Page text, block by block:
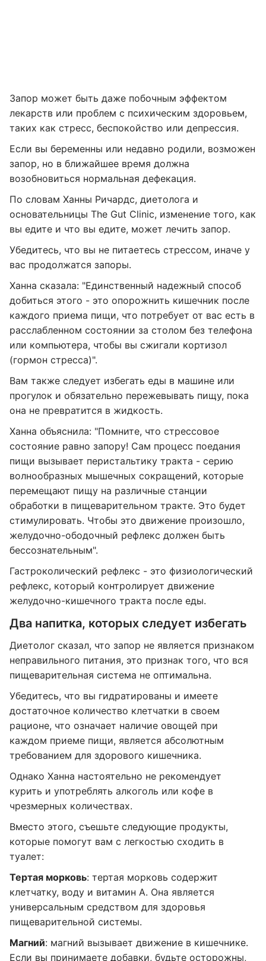
Запор может быть даже побочным эффектом
лекарств или проблем с психическим здоровьем,
таких как стресс, беспокойство или депрессия.
Если вы беременны или недавно родили, возможен
запор, но в ближайшее время должна
возобновиться нормальная дефекация.
По словам Ханны Ричардс, диетолога и
основательницы The Gut Clinic, изменение того, как
вы едите и что вы едите, может лечить запор.
Убедитесь, что вы не питаетесь стрессом, иначе у
вас продолжатся запоры.
Ханна сказала: "Единственный надежный способ
добиться этого - это опорожнить кишечник после
каждого приема пищи, что потребует от вас есть в
расслабленном состоянии за столом без телефона
или компьютера, чтобы вы сжигали кортизол
(гормон стресса)".
Вам также следует избегать еды в машине или
прогулок и обязательно пережевывать пищу, пока
она не превратится в жидкость.
Ханна объяснила: "Помните, что стрессовое
состояние равно запору! Сам процесс поедания
пищи вызывает перистальтику тракта - серию
волнообразных мышечных сокращений, которые
перемещают пищу на различные станции
обработки в пищеварительном тракте. Это будет
стимулировать. Чтобы это движение произошло,
желудочно-ободочный рефлекс должен быть
бессознательным".
Гастроколический рефлекс - это физиологический
рефлекс, который контролирует движение
желудочно-кишечного тракта после еды.
Два напитка, которых следует избегать
Диетолог сказал, что запор не является признаком
неправильного питания, это признак того, что вся
пищеварительная система не оптимальна.
Убедитесь, что вы гидратированы и имеете
достаточное количество клетчатки в своем
рационе, что означает наличие овощей при
каждом приеме пищи, является абсолютным
требованием для здорового кишечника.
Однако Ханна настоятельно не рекомендует
курить и употреблять алкоголь или кофе в
чрезмерных количествах.
Вместо этого, съешьте следующие продукты,
которые помогут вам с легкостью сходить в
туалет:
Тертая морковь: тертая морковь содержит
клетчатку, воду и витамин А. Она является
универсальным средством для здоровья
пищеварительной системы.
Магний: магний вызывает движение в кишечнике.
Если вы принимаете добавки, будьте осторожны,